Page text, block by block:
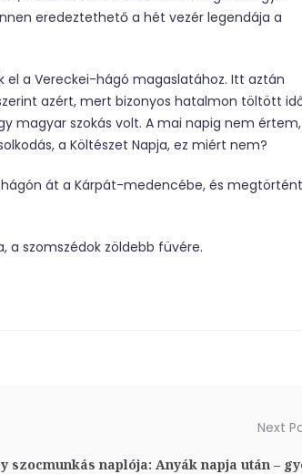
eredeztethető a hét vezér legendája a
el a Vereckei-hágó magaslatához. Itt aztán
azért, mert bizonyos hatalmon töltött
magyar szokás volt. A mai napig nem értem,
a Költészet Napja, ez miért nem?
át a Kárpát-medencébe, és megtörtént
a szomszédok zöldebb füvére.
Next
szocmunkás naplója: Anyák napja után –